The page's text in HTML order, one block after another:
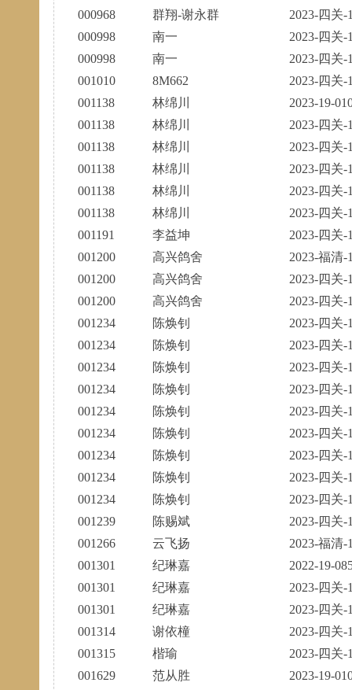
000968
群翔-谢永群
2023-四关-
000998
南一
2023-四关-
000998
南一
2023-四关-
001010
8M662
2023-四关-
001138
林绵川
2023-19-
001138
林绵川
2023-四关-
001138
林绵川
2023-四关-
001138
林绵川
2023-四关-
001138
林绵川
2023-四关-
001138
林绵川
2023-四关-
001191
李益坤
2023-四关-
001200
高兴鸽舍
2023-福清-
001200
高兴鸽舍
2023-四关-
001200
高兴鸽舍
2023-四关-
001234
陈焕钊
2023-四关-
001234
陈焕钊
2023-四关-
001234
陈焕钊
2023-四关-
001234
陈焕钊
2023-四关-
001234
陈焕钊
2023-四关-
001234
陈焕钊
2023-四关-
001234
陈焕钊
2023-四关-
001234
陈焕钊
2023-四关-
001234
陈焕钊
2023-四关-
001239
陈赐斌
2023-四关-
001266
云飞扬
2023-福清-
001301
纪琳嘉
2022-19-
001301
纪琳嘉
2023-四关-
001301
纪琳嘉
2023-四关-
001314
谢依橦
2023-四关-
001315
楷瑜
2023-四关-
001629
范从胜
2023-19-